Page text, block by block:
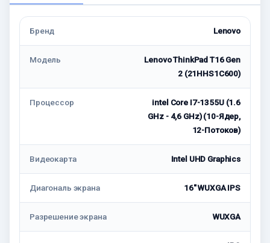
Бренд Lenovo
Модель
Lenovo ThinkPad T16 Gen
2 (21HHS1C600)
Процессор
intel Core I7-1355U (1.6
GHz - 4,6 GHz) (10-Ядер,
12-Потоков)
Видеокарта Intel UHD Graphics
Диагональ экрана 16" WUXGA IPS
Разрешение экрана WUXGA